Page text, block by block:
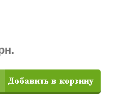
.